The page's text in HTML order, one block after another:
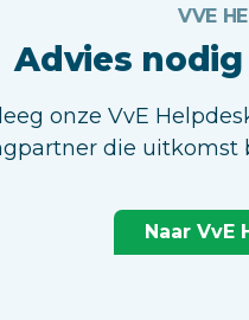
VVE
Advies
onze VvE
die uitkomst
Naar VvE